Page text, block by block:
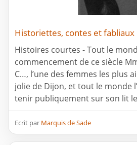
Historiettes, contes et fabliaux
Histoires courtes - Tout le
commencement de ce siècle
C…, l’une des femmes les plus
jolie de Dijon, et tout le monde
tenir publiquement sur son lit
Ecrit par Marquis de Sade